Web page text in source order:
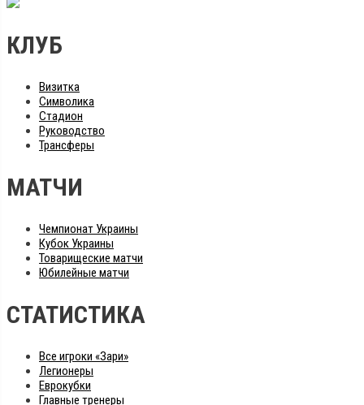
КЛУБ
Визитка
Символика
Стадион
Руководство
Трансферы
МАТЧИ
Чемпионат Украины
Кубок Украины
Товарищеские матчи
Юбилейные матчи
СТАТИСТИКА
Все игроки «Зари»
Легионеры
Еврокубки
Главные тренеры